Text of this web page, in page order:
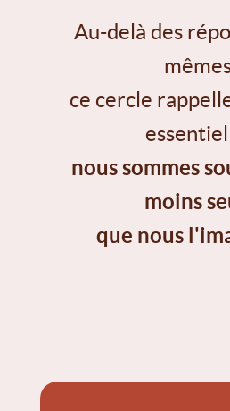
Au-delà des
ce cercle
nous sommes
moins
que nous